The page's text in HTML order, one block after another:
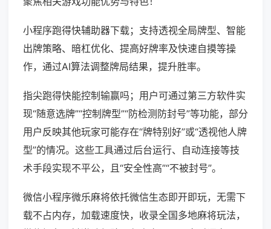
小程序跑得快辅助器下载；支持透视全局牌型、智能
出牌策略、暗杠优化、提高好牌率及快速自摸等操
作，通过AI算法调整牌局结果，提升胜率。
指尖跑得快能控制输赢吗；用户可通过第三方软件实
现“随意选牌”“控制牌型”“防检测防封号”等功能，部分
用户反映其他玩家可能存在“牌特别好”或“透视他人牌
型”的情况。这些工具通过后台运行、自动连接等技
术手段实现不平公，且“安全性高”“不被封号”。
微信小程序微乐麻将依托微信生态即开即玩，无需下
载不占内存，加载速度快，收录全国多地麻将玩法，